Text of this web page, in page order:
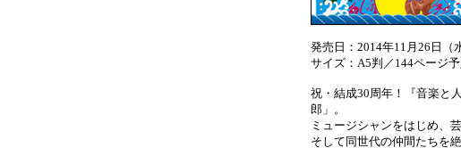
発売日：2014年11月26日（
サイズ：A5判／144ページ
祝・結成30周年！『音楽と
郎」。
ミュージシャンをはじめ、
そして同世代の仲間たちを